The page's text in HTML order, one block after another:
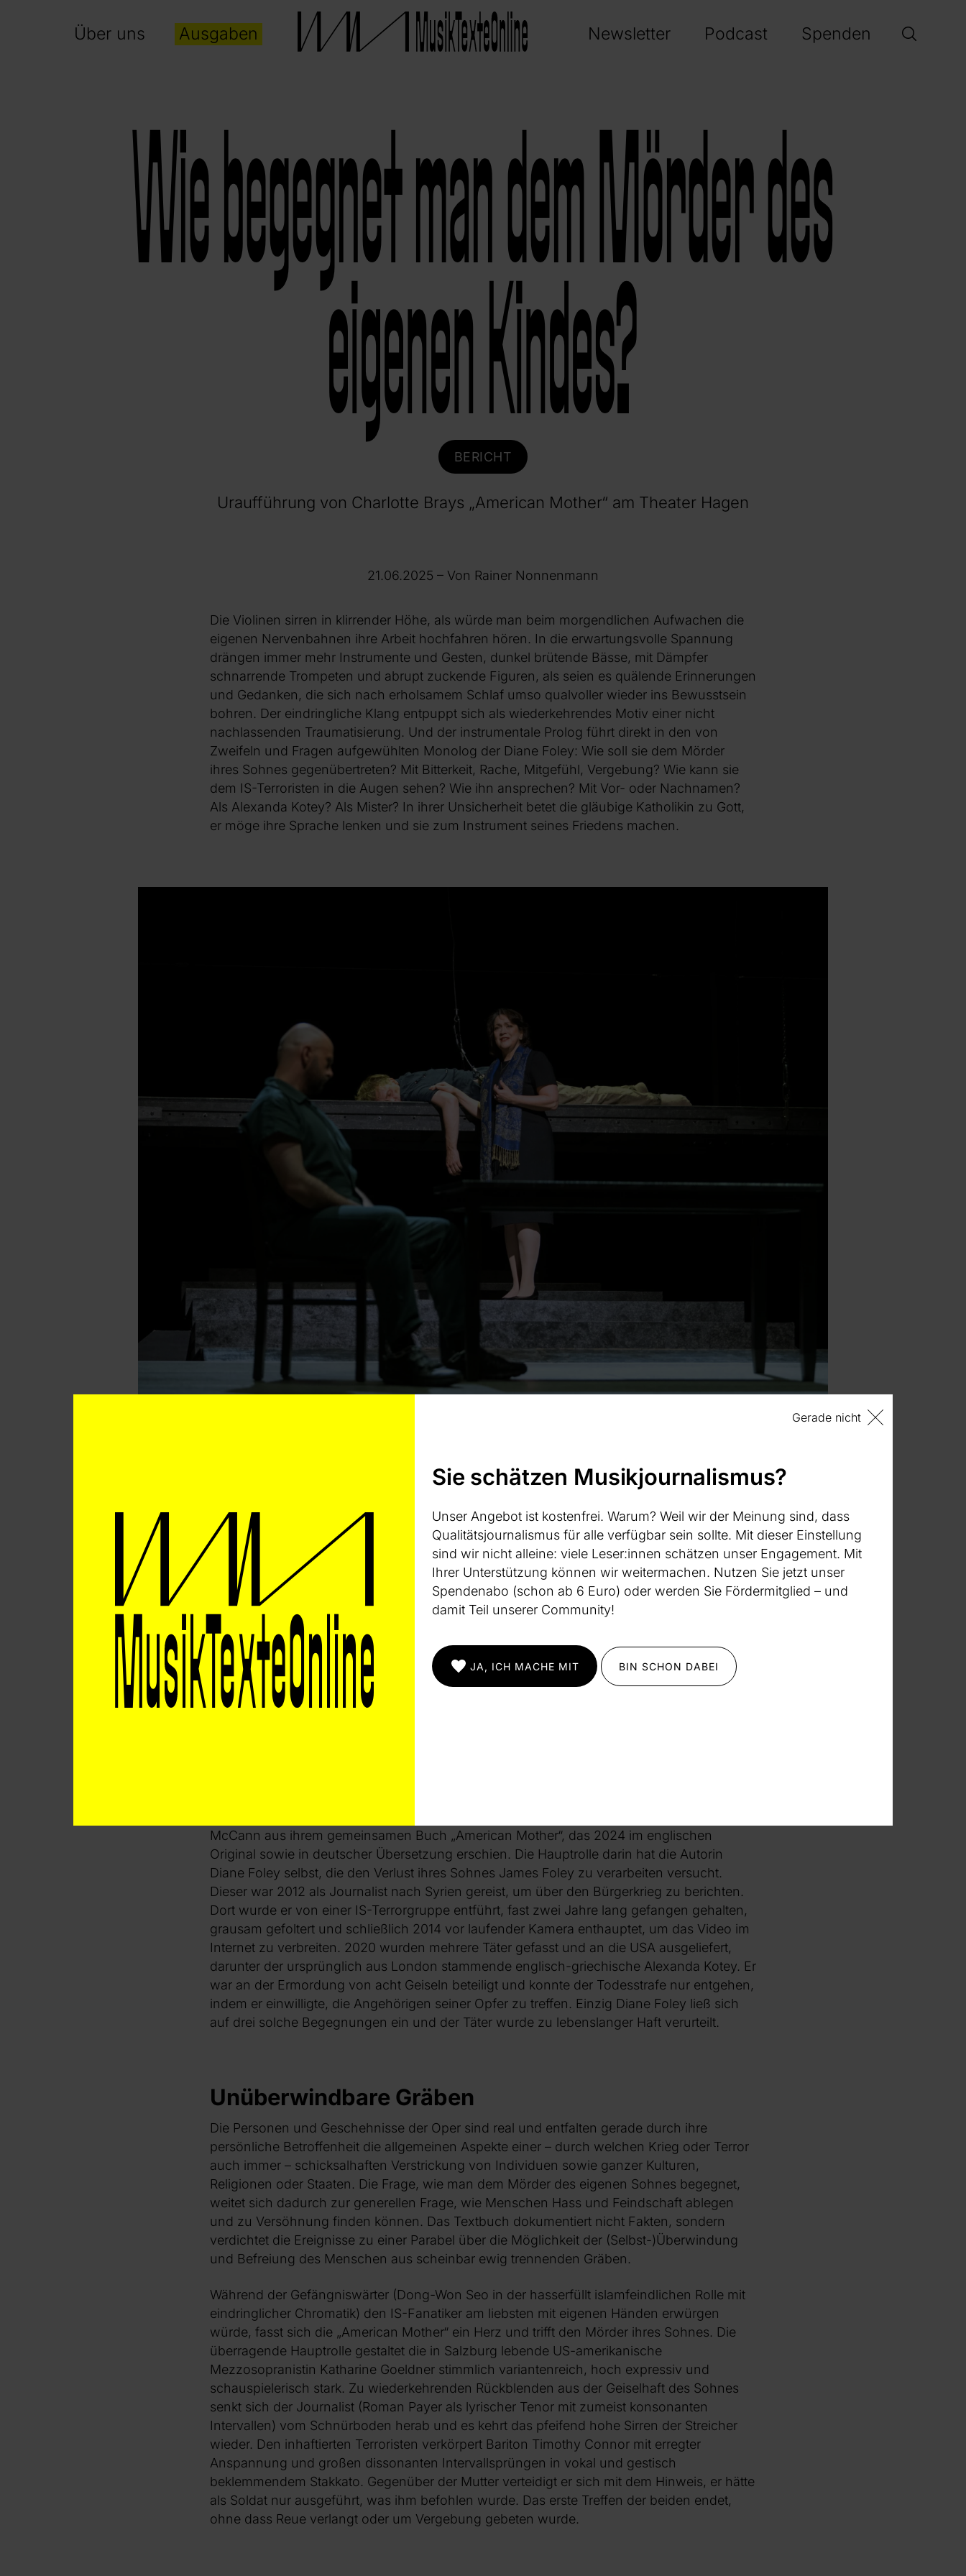
Über uns Ausgaben Newsletter Podcast Spenden
Wie begegnet man dem Mörder des
eigenen Kindes?
BERICHT
Uraufführung von Charlotte Brays „American Mother“ am Theater Hagen
21.06.2025 – Von Rainer Nonnenmann
Die Violinen sirren in klirrender Höhe, als würde man beim morgendlichen Aufwachen die
eigenen Nervenbahnen ihre Arbeit hochfahren hören. In die erwartungsvolle Spannung
drängen immer mehr Instrumente und Gesten, dunkel brütende Bässe, mit Dämpfer
schnarrende Trompeten und abrupt zuckende Figuren, als seien es quälende Erinnerungen
und Gedanken, die sich nach erholsamem Schlaf umso qualvoller wieder ins Bewusstsein
bohren. Der eindringliche Klang entpuppt sich als wiederkehrendes Motiv einer nicht
nachlassenden Traumatisierung. Und der instrumentale Prolog führt direkt in den von
Zweifeln und Fragen aufgewühlten Monolog der Diane Foley: Wie soll sie dem Mörder
ihres Sohnes gegenübertreten? Mit Bitterkeit, Rache, Mitgefühl, Vergebung? Wie kann sie
dem IS-Terroristen in die Augen sehen? Wie ihn ansprechen? Mit Vor- oder Nachnamen?
Als Alexanda Kotey? Als Mister? In ihrer Unsicherheit betet die gläubige Katholikin zu Gott,
er möge ihre Sprache lenken und sie zum Instrument seines Friedens machen.
Charlotte Bray, „American Mother“ am Theater Hagen mit Timothy Connor, Roman Payer und Katharine Goeldner, Foto: Volker Beushausen
Charlotte Brays Einakter „American Mother“ entstand im Auftrag des Theater Hagen für die
dort letzte Spielzeit von Intendant Francis Hüsers. Die 1982 in London geborene
Komponistin war Schülerin von Mark-Anthony Turnage und Oliver Knussen und lebt seit
2012 in Berlin. Bereits 2015 thematisierte sie in ihrem Cellokonzert „Falling in the Fire“ die
Zerstörung der antiken Stadt Palmyra durch den sogenannten „Islamischen Staat“. In ihrem
auf zwei Hauptfiguren konzentrierten Kammerspiel kommt sie nun erneut auf die
Verbrechen des IS zurück. Die Solopartien folgen deklamatorisch dem Text und sind durch
verschiedene Kernintervalle und Artikulationsweisen charakterisiert. Regelrechte Arien oder
Ensembles gibt es nicht. Nur ein einziges Mal vereinigen sich die Mütter von Opfer und
Täter duettierend zur humanen Solidaritätserklärung. Die Uraufführung inszenierte Travis
Preston, der Gründer des CalArts Centre for New Performance in Los Angeles. Christopher
McCann aus ihrem gemeinsamen Buch „American Mother“, das 2024 im englischen
Original sowie in deutscher Übersetzung erschien. Die Hauptrolle darin hat die Autorin
Diane Foley selbst, die den Verlust ihres Sohnes James Foley zu verarbeiten versucht.
Dieser war 2012 als Journalist nach Syrien gereist, um über den Bürgerkrieg zu berichten.
Dort wurde er von einer IS-Terrorgruppe entführt, fast zwei Jahre lang gefangen gehalten,
grausam gefoltert und schließlich 2014 vor laufender Kamera enthauptet, um das Video im
Internet zu verbreiten. 2020 wurden mehrere Täter gefasst und an die USA ausgeliefert,
darunter der ursprünglich aus London stammende englisch-griechische Alexanda Kotey. Er
war an der Ermordung von acht Geiseln beteiligt und konnte der Todesstrafe nur entgehen,
indem er einwilligte, die Angehörigen seiner Opfer zu treffen. Einzig Diane Foley ließ sich
auf drei solche Begegnungen ein und der Täter wurde zu lebenslanger Haft verurteilt.
Unüberwindbare Gräben
Die Personen und Geschehnisse der Oper sind real und entfalten gerade durch ihre
persönliche Betroffenheit die allgemeinen Aspekte einer – durch welchen Krieg oder Terror
auch immer – schicksalhaften Verstrickung von Individuen sowie ganzer Kulturen,
Religionen oder Staaten. Die Frage, wie man dem Mörder des eigenen Sohnes begegnet,
weitet sich dadurch zur generellen Frage, wie Menschen Hass und Feindschaft ablegen
und zu Versöhnung finden können. Das Textbuch dokumentiert nicht Fakten, sondern
verdichtet die Ereignisse zu einer Parabel über die Möglichkeit der (Selbst-)Überwindung
und Befreiung des Menschen aus scheinbar ewig trennenden Gräben.
Während der Gefängniswärter (Dong-Won Seo in der hasserfüllt islamfeindlichen Rolle mit
eindringlicher Chromatik) den IS-Fanatiker am liebsten mit eigenen Händen erwürgen
würde, fasst sich die „American Mother“ ein Herz und trifft den Mörder ihres Sohnes. Die
überragende Hauptrolle gestaltet die in Salzburg lebende US-amerikanische
Mezzosopranistin Katharine Goeldner stimmlich variantenreich, hoch expressiv und
schauspielerisch stark. Zu wiederkehrenden Rückblenden aus der Geiselhaft des Sohnes
senkt sich der Journalist (Roman Payer als lyrischer Tenor mit zumeist konsonanten
Intervallen) vom Schnürboden herab und es kehrt das pfeifend hohe Sirren der Streicher
wieder. Den inhaftierten Terroristen verkörpert Bariton Timothy Connor mit erregter
Anspannung und großen dissonanten Intervallsprüngen in vokal und gestisch
beklemmendem Stakkato. Gegenüber der Mutter verteidigt er sich mit dem Hinweis, er hätte
als Soldat nur ausgeführt, was ihm befohlen wurde. Das erste Treffen der beiden endet,
ohne dass Reue verlangt oder um Vergebung gebeten wurde.
Gerade nicht
Sie schätzen Musikjournalismus?
Unser Angebot ist kostenfrei. Warum? Weil wir der Meinung sind, dass
Qualitätsjournalismus für alle verfügbar sein sollte. Mit dieser Einstellung
sind wir nicht alleine: viele Leser:innen schätzen unser Engagement. Mit
Ihrer Unterstützung können wir weitermachen. Nutzen Sie jetzt unser
Spendenabo (schon ab 6 Euro) oder werden Sie Fördermitglied – und
damit Teil unserer Community!
JA, ICH MACHE MIT BIN SCHON DABEI